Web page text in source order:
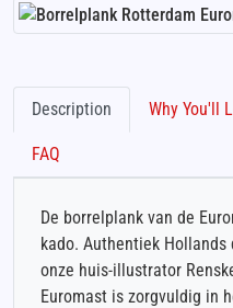
Description Why You'll
FAQ
De borrelplank van de
kado. Authentiek
onze huis-illustrator
Euromast is zorgvuldig in